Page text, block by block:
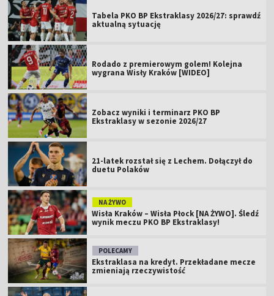
Tabela PKO BP Ekstraklasy 2026/27: sprawdź
aktualną sytuację
Rodado z premierowym golem! Kolejna
wygrana Wisły Kraków [WIDEO]
Zobacz wyniki i terminarz PKO BP
Ekstraklasy w sezonie 2026/27
21-latek rozstał się z Lechem. Dołączył do
duetu Polaków
NA ŻYWO
Wisła Kraków – Wisła Płock [NA ŻYWO]. Śledź
wynik meczu PKO BP Ekstraklasy!
POLECAMY
Ekstraklasa na kredyt. Przekładane mecze
zmieniają rzeczywistość